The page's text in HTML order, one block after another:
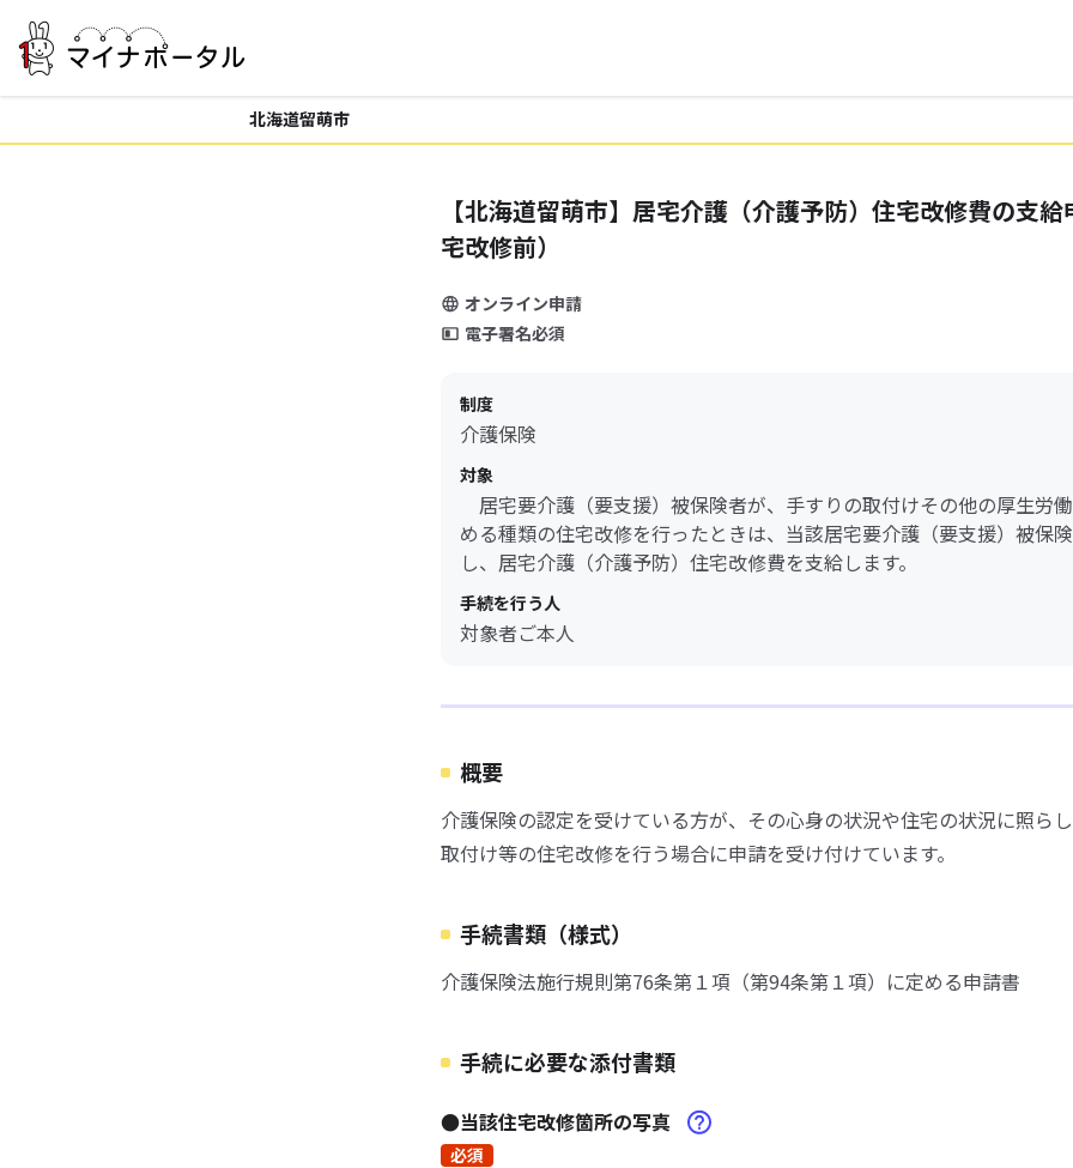
北海道留萌市
【北海道留萌市】居宅介護（介護予防）住宅改修費の支
宅改修前）
オンライン申請
電子署名必須
制度
介護保険
対象
居宅要介護（要支援）被保険者が、手すりの取付けその他の厚生労
める種類の住宅改修を行ったときは、当該居宅要介護（要支援）被保
し、居宅介護（介護予防）住宅改修費を支給します。
手続を行う人
対象者ご本人
概要
介護保険の認定を受けている方が、その心身の状況や住宅の状況に照ら
取付け等の住宅改修を行う場合に申請を受け付けています。
手続書類（様式）
介護保険法施行規則第76条第１項（第94条第１項）に定める申請書
手続に必要な添付書類
●当該住宅改修箇所の写真
必須